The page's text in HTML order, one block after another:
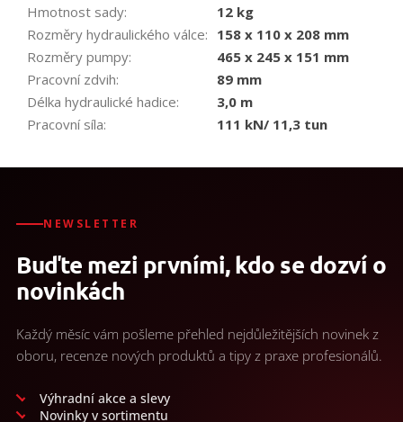
Hmotnost sady:
12 kg
Rozměry hydraulického válce: 158 x 110 x 208 mm
Rozměry pumpy:
465 x 245 x 151 mm
Pracovní zdvih:
89 mm
Délka hydraulické hadice:
3,0 m
Pracovní síla: 111 kN/ 11,3 tun
NEWSLETTER
Buďte mezi prvními, kdo se dozví o
novinkách
Každý měsíc vám pošleme přehled nejdůležitějších novinek z
oboru, recenze nových produktů a tipy z praxe profesionálů.
Výhradní akce a slevy
Novinky v sortimentu